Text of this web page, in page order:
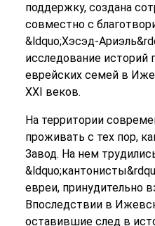
поддержку, создана
совместно с
&ldquo;Хэсэд-
исследование
еврейских семей в
XXI веков.
На территории
проживать с тех пор,
Завод. На нем
евреи, принудительно
Впоследствии в
оставившие след в